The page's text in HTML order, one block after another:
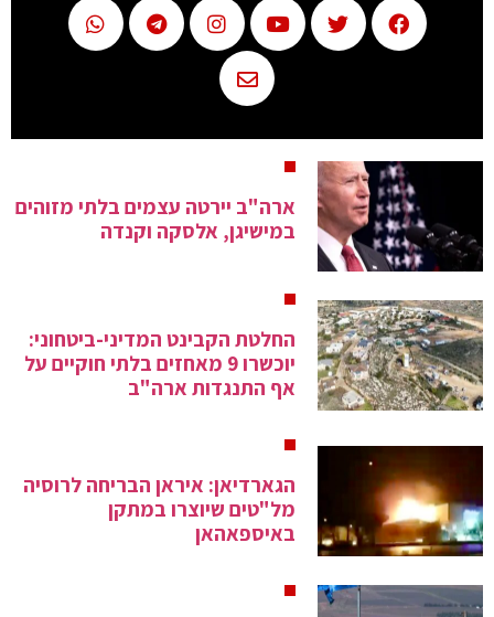
ארה"ב יירטה עצמים בלתי מזוהים
במישיגן, אלסקה וקנדה
החלטת הקבינט המדיני-ביטחוני:
יוכשרו 9 מאחזים בלתי חוקיים על
אף התנגדות ארה"ב
הגארדיאן: איראן הבריחה לרוסיה
מל"טים שיוצרו במתקן
באיספאהאן